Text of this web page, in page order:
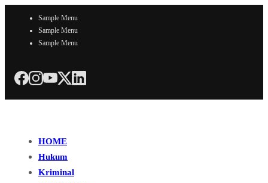
Sample Menu
Sample Menu
Sample Menu
HOME
Hukum
Kriminal